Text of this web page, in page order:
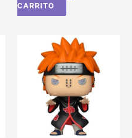
CARRITO